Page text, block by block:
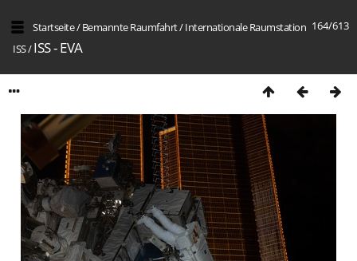
164/613
Startseite/Bemannte Raumfahrt/Internation­ale Raumstation
ISS/ISS - EVA